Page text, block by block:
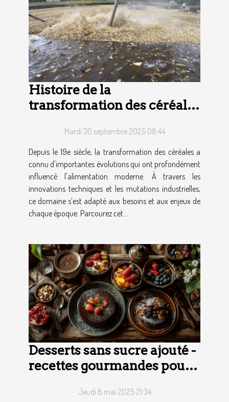
Histoire de la
transformation des céréales
Mardi 30 septembre 2025 08:44
Depuis le 19e siècle, la transformation des céréales a
connu d'importantes évolutions qui ont profondément
influencé l'alimentation moderne. À travers les
innovations techniques et les mutations industrielles,
ce domaine s’est adapté aux besoins et aux enjeux de
chaque époque. Parcourez cet...
Desserts sans sucre ajouté -
recettes gourmandes pour
Jeudi 8 mai 2025 21:34